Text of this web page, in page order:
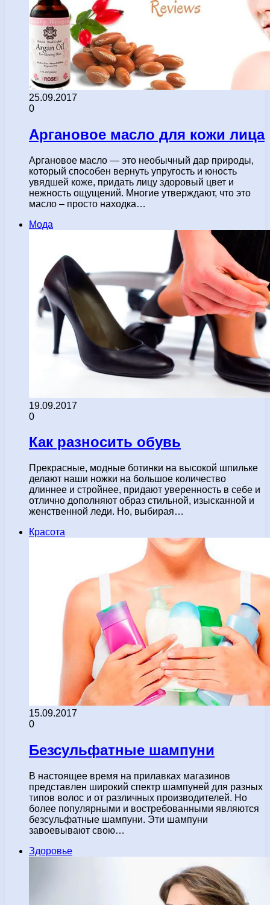
25.09.2017
0
Аргановое масло для кожи лица
Аргановое масло — это необычный дар природы,
который способен вернуть упругость и юность
увядшей коже, придать лицу здоровый цвет и
нежность ощущений. Многие утверждают, что это
масло – просто находка…
Мода
19.09.2017
0
Как разносить обувь
Прекрасные, модные ботинки на высокой шпильке
делают наши ножки на большое количество
длиннее и стройнее, придают уверенность в себе и
отлично дополняют образ стильной, изысканной и
женственной леди. Но, выбирая…
Красота
15.09.2017
0
Безсульфатные шампуни
В настоящее время на прилавках магазинов
представлен широкий спектр шампуней для разных
типов волос и от различных производителей. Но
более популярными и востребованными являются
безсульфатные шампуни. Эти шампуни
завоевывают свою…
Здоровье